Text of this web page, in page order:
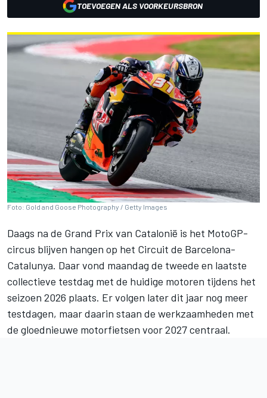
TOEVOEGEN ALS VOORKEURSBRON
Foto: Gold and Goose Photography / Getty Images
Daags na de Grand Prix van Catalonië is het MotoGP-
circus blijven hangen op het Circuit de Barcelona-
Catalunya. Daar vond maandag de tweede en laatste
collectieve testdag met de huidige motoren tijdens het
seizoen 2026 plaats. Er volgen later dit jaar nog meer
testdagen, maar daarin staan de werkzaamheden met
de gloednieuwe motorfietsen voor 2027 centraal.